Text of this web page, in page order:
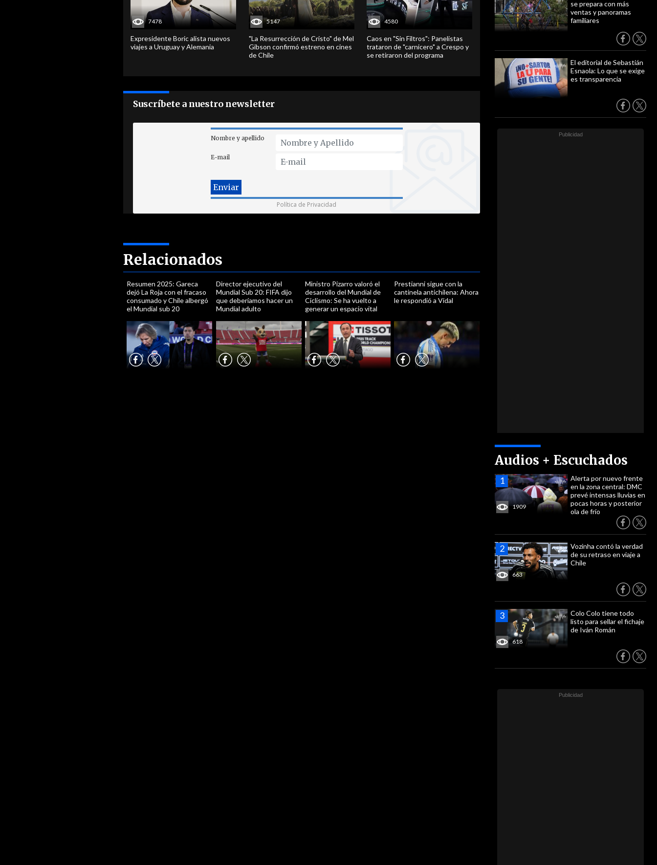
se prepara con más
ventas y panoramas
familiares
El editorial de Sebastián
Esnaola: Lo que se exige
es transparencia
Audios + Escuchados
1909
Alerta por nuevo frente
en la zona central: DMC
prevé intensas lluvias en
pocas horas y posterior
ola de frío
663
Vozinha contó la verdad
de su retraso en viaje a
Chile
618
Colo Colo tiene todo
listo para sellar el fichaje
de Iván Román
7478
Expresidente Boric alista nuevos
viajes a Uruguay y Alemania
5147
"La Resurrección de Cristo" de Mel
Gibson confirmó estreno en cines
de Chile
4580
Caos en "Sin Filtros": Panelistas
trataron de "carnicero" a Crespo y
se retiraron del programa
Suscríbete a nuestro newsletter
Nombre y apellido
E-mail
Política de Privacidad
Relacionados
Resumen 2025: Gareca
dejó La Roja con el fracaso
consumado y Chile albergó
el Mundial sub 20
Director ejecutivo del
Mundial Sub 20: FIFA dijo
que deberíamos hacer un
Mundial adulto
Ministro Pizarro valoró el
desarrollo del Mundial de
Ciclismo: Se ha vuelto a
generar un espacio vital
Prestianni sigue con la
cantinela antichilena: Ahora
le respondió a Vidal